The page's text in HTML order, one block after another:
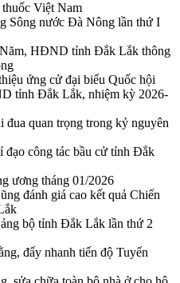
Việt Nam
Sông nước Đà Nông lần thứ I
HĐND tỉnh Đắk Lắk thông
ứng cử đại biểu Quốc hội
tỉnh Đắk Lắk, nhiệm kỳ 2026-
đua quan trọng trong kỷ nguyên
công tác bầu cử tỉnh Đắk
ương tháng 01/2026
đánh giá cao kết quả Chiến
bộ tỉnh Đắk Lắk lần thứ 2
đẩy nhanh tiến độ Tuyến